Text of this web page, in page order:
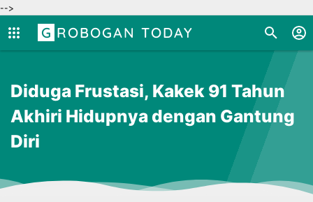
-->
GROBOGAN TODAY
Diduga Frustasi, Kakek 91 Tahun
Akhiri Hidupnya dengan Gantung
Diri